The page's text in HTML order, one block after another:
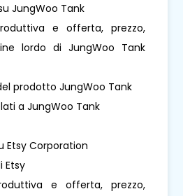
JungWoo Tank
e offerta, prezzo,
lordo di JungWoo Tank
prodotto JungWoo Tank
a JungWoo Tank
Etsy Corporation
Etsy
e offerta, prezzo,